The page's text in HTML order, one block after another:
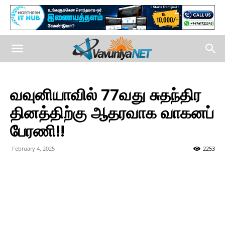
வவுனியாவில் 77வது சுதந்திர
தினத்திற்கு ஆதரவாக வாகனப்
பேரணி!!
February 4, 2025 2253